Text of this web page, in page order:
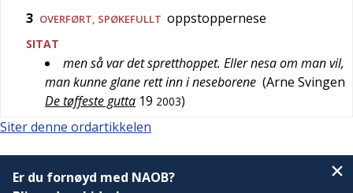
3 OVERFØRT, SPØKEFULLT oppstoppernese
SITAT
men så var det spretthoppet. Eller nesa om man vil,
man kunne glane rett inn i neseborene (Arne Svingen
De tøffeste gutta 19 2003)
Siter denne ordartikkelen
Er du fornøyd med NAOB?